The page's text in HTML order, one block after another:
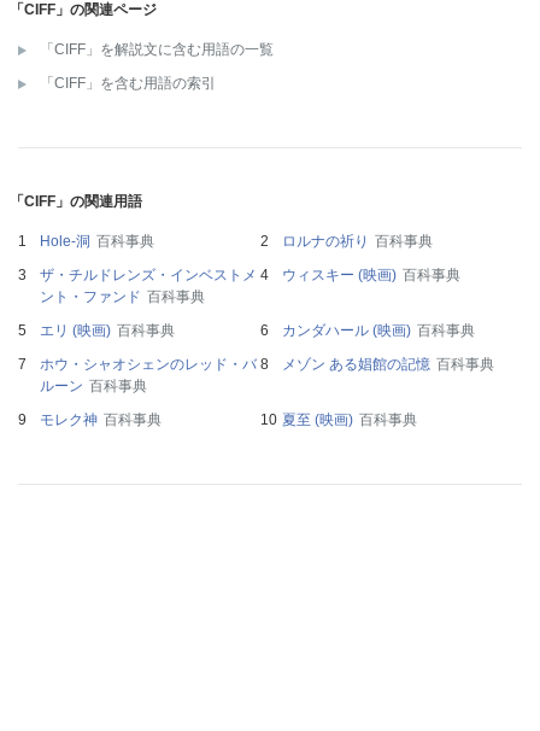
「CIFF」の関連ページ
「CIFF」を解説文に含む用語の一覧
「CIFF」を含む用語の索引
「CIFF」の関連用語
Hole-洞 百科事典 ロルナの祈り 百科事典
ザ・チルドレンズ・インベストメ
ント・ファンド 百科事典
ウィスキー (映画) 百科事典
エリ (映画) 百科事典 カンダハール (映画) 百科事典
ホウ・シャオシェンのレッド・バ
ルーン 百科事典
メゾン ある娼館の記憶 百科事典
モレク神 百科事典 夏至 (映画) 百科事典